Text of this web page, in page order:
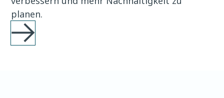
planen.